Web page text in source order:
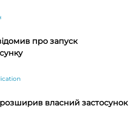
про запуск
власний застосунок